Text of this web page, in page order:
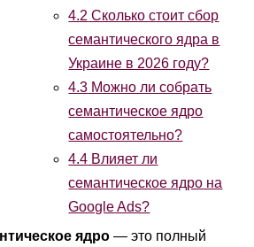
4.2 Сколько стоит сбор
семантического ядра в
Украине в 2026 году?
4.3 Можно ли собрать
семантическое ядро
самостоятельно?
4.4 Влияет ли
семантическое ядро на
Google Ads?
ядро — это полный